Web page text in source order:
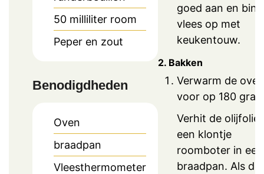
50 milliliter room
Peper en zout
Benodigdheden
Oven
braadpan
Vleesthermometer
goed aan en
vlees op met
keukentouw.
2. Bakken
Verwarm de oven
voor op 180
Verhit de olijfolie
een klontje
roomboter in een
braadpan. Als de